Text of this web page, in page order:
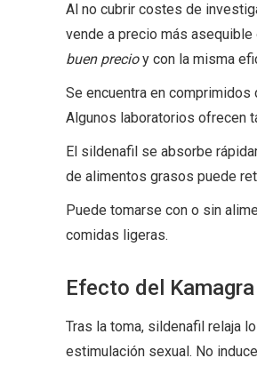
Al no cubrir costes de
vende a precio más
buen precioy con la misma
Se encuentra en comprimidos
Algunos laboratorios ofrecen
El sildenafil se absorbe
de alimentos grasos puede
Puede tomarse con o sin
comidas ligeras.
Efecto del
Tras la toma, sildenafil relaja
estimulación sexual. No